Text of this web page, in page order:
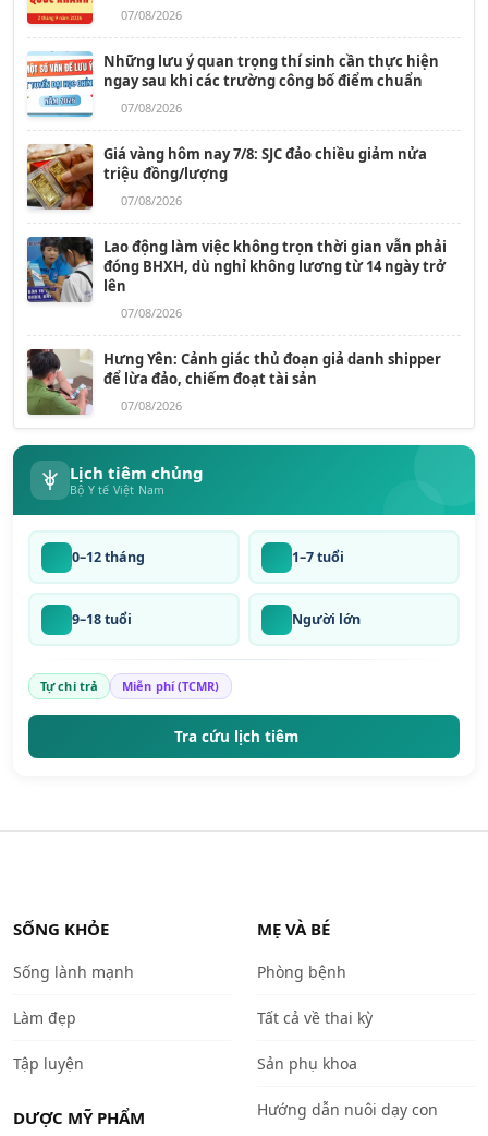
07/08/2026
Những lưu ý quan trọng thí sinh cần thực hiện
ngay sau khi các trường công bố điểm chuẩn
07/08/2026
Giá vàng hôm nay 7/8: SJC đảo chiều giảm nửa
triệu đồng/lượng
07/08/2026
Lao động làm việc không trọn thời gian vẫn phải
đóng BHXH, dù nghỉ không lương từ 14 ngày trở
lên
07/08/2026
Hưng Yên: Cảnh giác thủ đoạn giả danh shipper
để lừa đảo, chiếm đoạt tài sản
07/08/2026
Lịch tiêm chủng
Bộ Y tế Việt Nam
0–12 tháng 1–7 tuổi
9–18 tuổi Người lớn
Tự chi trả Miễn phí (TCMR)
Tra cứu lịch tiêm
SỐNG KHỎE
Sống lành mạnh
Làm đẹp
Tập luyện
DƯỢC MỸ PHẨM
MẸ VÀ BÉ
Phòng bệnh
Tất cả về thai kỳ
Sản phụ khoa
Hướng dẫn nuôi dạy con